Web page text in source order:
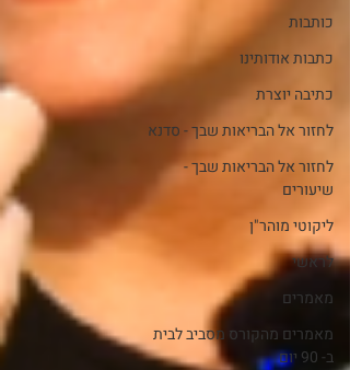
כותבות
כתבות אודותינו
כתיבה יוצרת
לחזור אל הבריאות שבך - סדנא
לחזור אל הבריאות שבך -
שיעורים
ליקוטי מוהר"ן
לראשי
מאמרים
מאמרים מהקורס מסביב לבית
ב- 90 יום